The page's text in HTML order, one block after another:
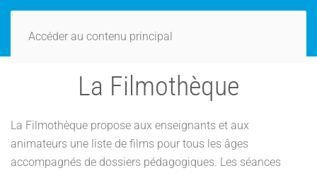
Accéder au contenu principal
La Filmothèque
La Filmothèque propose aux enseignants et aux
animateurs une liste de films pour tous les âges
accompagnés de dossiers pédagogiques. Les séances